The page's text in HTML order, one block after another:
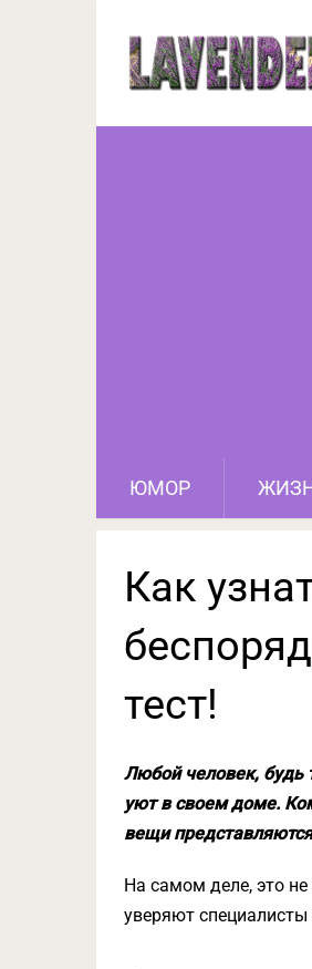
ЮМОР
Как
Как
тест!
Любой человек, будь
уют в своем доме.
вещи
На самом деле, это
уверяют специалисты